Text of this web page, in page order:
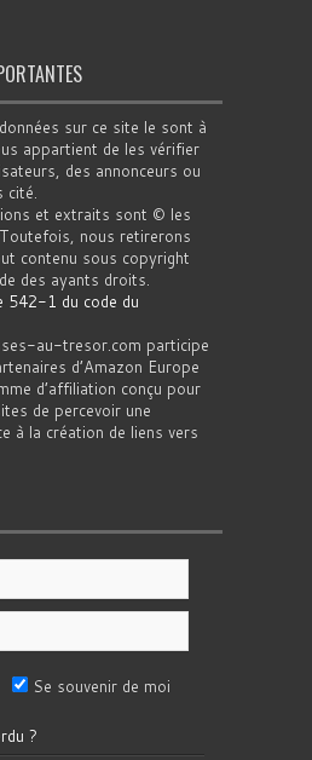
sur ce site le sont à
appartient de les vérifier
des annonceurs ou
cité.
et extraits sont © les
nous retirerons
contenu sous copyright
des ayants droits.
542-1 du code du
au-tresor.com participe
d’Amazon Europe
d’affiliation conçu pour
de percevoir une
à la création de liens vers
Se souvenir de moi
?